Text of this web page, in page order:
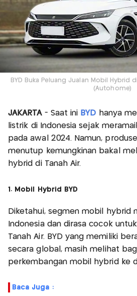
BYD Buka Peluang Jualan Mobil Hybrid
(Autohome)
JAKARTA- Saat ini BYD hanya
listrik di Indonesia sejak
pada awal 2024. Namun,
menutup kemungkinan bakal
hybrid di Tanah Air.
1. Mobil Hybrid BYD
Diketahui, segmen mobil hybrid
Indonesia dan dirasa cocok
Tanah Air. BYD yang memiliki
secara global, masih melihat
perkembangan mobil hybrid ke
Baca Juga :